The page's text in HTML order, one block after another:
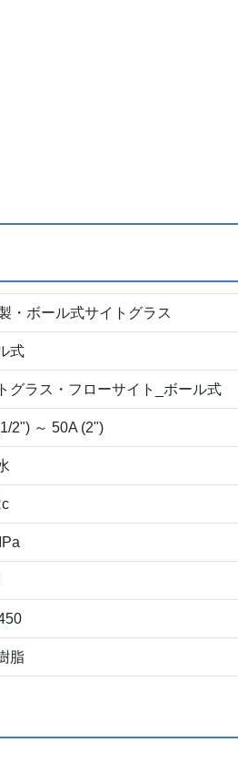
・ボール式サイトグラス
式
グラス・フローサイト_ボール式
2") ～ 50A (2")
脂